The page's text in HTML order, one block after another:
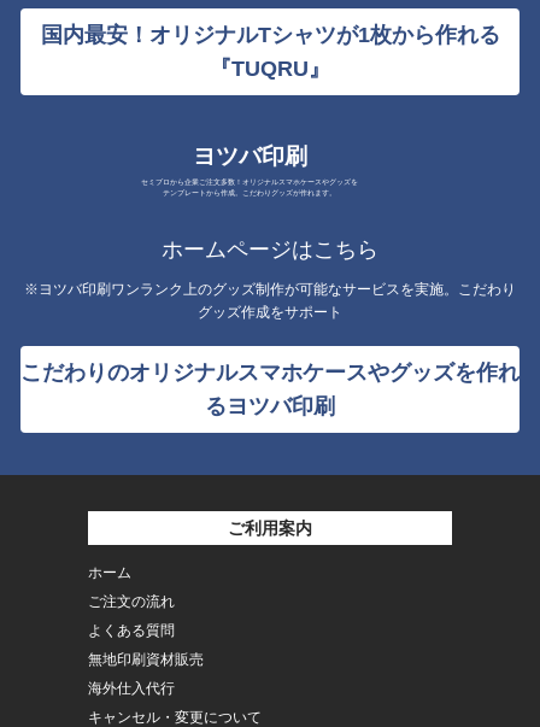
国内最安！オリジナルTシャツが1枚から作れる
『TUQRU』
ヨツバ印刷
セミプロから企業ご注文多数！オリジナルスマホケースやグッズを
テンプレートから作成。こだわりグッズが作れます。
ホームページはこちら
※ヨツバ印刷ワンランク上のグッズ制作が可能なサービスを実施。こだわり
グッズ作成をサポート
こだわりのオリジナルスマホケースやグッズを作れ
るヨツバ印刷
ご利用案内
ホーム
ご注文の流れ
よくある質問
無地印刷資材販売
海外仕入代行
キャンセル・変更について